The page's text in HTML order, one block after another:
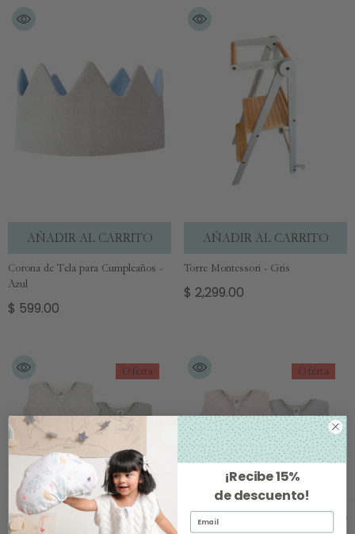
AÑADIR AL CARRITO
Corona de Tela para Cumpleaños -
Azul
$ 599.00
AÑADIR AL CARRITO
Torre Montessori - Gris
$ 2,299.00
Oferta Oferta
¡Recibe15%
de descuento!